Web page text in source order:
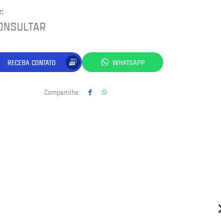
RECEBA CONTATO WHATSAPP
Compartilhe: